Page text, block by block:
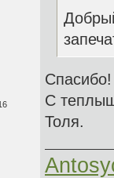
С
Толя.